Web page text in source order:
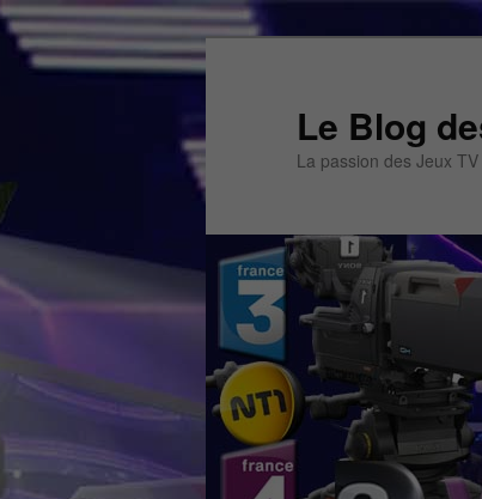
Aller
Aller
Le Blog
La passion des Jeux